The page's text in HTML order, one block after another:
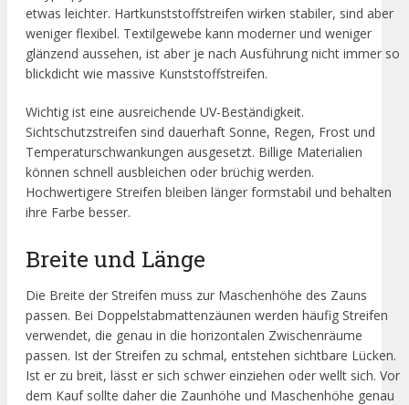
etwas leichter. Hartkunststoffstreifen wirken stabiler, sind aber
weniger flexibel. Textilgewebe kann moderner und weniger
glänzend aussehen, ist aber je nach Ausführung nicht immer so
blickdicht wie massive Kunststoffstreifen.
Wichtig ist eine ausreichende UV-Beständigkeit.
Sichtschutzstreifen sind dauerhaft Sonne, Regen, Frost und
Temperaturschwankungen ausgesetzt. Billige Materialien
können schnell ausbleichen oder brüchig werden.
Hochwertigere Streifen bleiben länger formstabil und behalten
ihre Farbe besser.
Breite und Länge
Die Breite der Streifen muss zur Maschenhöhe des Zauns
passen. Bei Doppelstabmattenzäunen werden häufig Streifen
verwendet, die genau in die horizontalen Zwischenräume
passen. Ist der Streifen zu schmal, entstehen sichtbare Lücken.
Ist er zu breit, lässt er sich schwer einziehen oder wellt sich. Vor
dem Kauf sollte daher die Zaunhöhe und Maschenhöhe genau